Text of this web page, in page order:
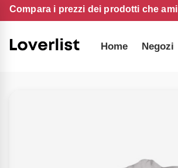
Compara i prezzi dei prodotti che ami
Home Negozi